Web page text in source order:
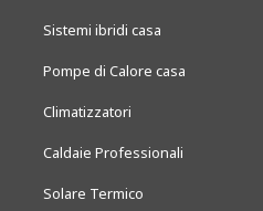
Sistemi ibridi casa
Pompe di Calore casa
Climatizzatori
Caldaie Professionali
Solare Termico